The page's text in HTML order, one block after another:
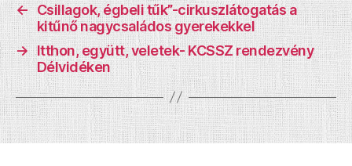
←
Csillagok, égbeli tűk”-cirkuszlátogatás a
kitűnő nagycsaládos gyerekekkel
→ Itthon, együtt, veletek- KCSSZ rendezvény
Délvidéken